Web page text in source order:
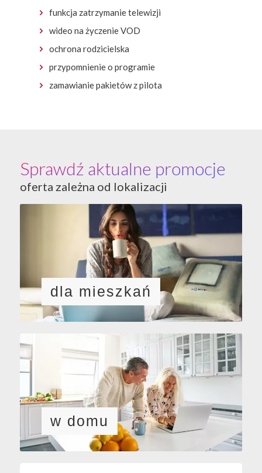
funkcja zatrzymanie telewizji
wideo na życzenie VOD
ochrona rodzicielska
przypomnienie o programie
zamawianie pakietów z pilota
Sprawdź aktualne promocje
oferta zależna od lokalizacji
dla mieszkań
w domu